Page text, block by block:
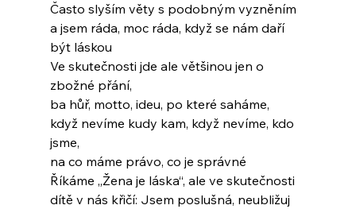
Často slyším věty s podobným vyzněním
a jsem ráda, moc ráda, když se nám daří
být láskou
Ve skutečnosti jde ale většinou jen o
zbožné přání,
ba hůř, motto, ideu, po které saháme,
když nevíme kudy kam, když nevíme, kdo
jsme,
na co máme právo, co je správné
Říkáme „Žena je láska“, ale ve skutečnosti
dítě v nás křičí: Jsem poslušná, neubližuj